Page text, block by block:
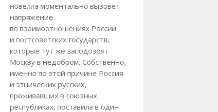
новелла моментально вызовет
напряжение
во взаимоотношениях России
и постсоветских государств,
которые тут же заподозрят
Москву в недобром. Собственно,
именно по этой причине Россия
и этнических русских,
проживавших в союзных
республиках, поставила в один